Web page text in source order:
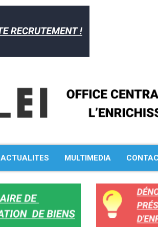
ACTUALITES MULTIMEDIA